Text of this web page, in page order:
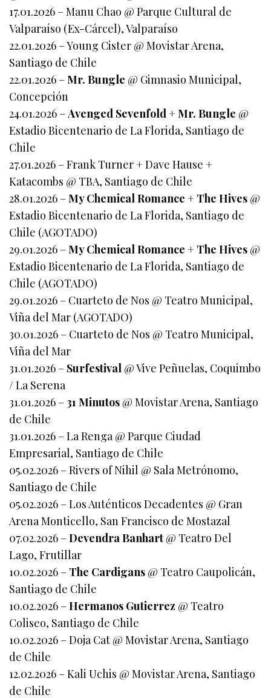
17.01.2026 – Manu Chao @ Parque Cultural de
Valparaíso (Ex-Cárcel), Valparaíso
22.01.2026 – Young Cister @ Movistar Arena,
Santiago de Chile
22.01.2026 –Mr. Bungle @ Gimnasio Municipal,
Concepción
24.01.2026 –Avenged Sevenfold + Mr. Bungle @
Estadio Bicentenario de La Florida, Santiago de
Chile
27.01.2026 – Frank Turner + Dave Hause +
Katacombs @ TBA, Santiago de Chile
28.01.2026 –My Chemical Romance + The Hives @
Estadio Bicentenario de La Florida, Santiago de
Chile (AGOTADO)
29.01.2026 –My Chemical Romance + The Hives @
Estadio Bicentenario de La Florida, Santiago de
Chile (AGOTADO)
29.01.2026 – Cuarteto de Nos @ Teatro Municipal,
Viña del Mar (AGOTADO)
30.01.2026 – Cuarteto de Nos @ Teatro Municipal,
Viña del Mar
31.01.2026 – Surfestival @ Vive Peñuelas, Coquimbo
/ La Serena
31.01.2026 – 31 Minutos @ Movistar Arena, Santiago
de Chile
31.01.2026 – La Renga @ Parque Ciudad
Empresarial, Santiago de Chile
05.02.2026 – Rivers of Nihil @ Sala Metrónomo,
Santiago de Chile
05.02.2026 – Los Auténticos Decadentes @ Gran
Arena Monticello, San Francisco de Mostazal
07.02.2026 –Devendra Banhart @ Teatro Del
Lago, Frutillar
10.02.2026 – The Cardigans @ Teatro Caupolicán,
Santiago de Chile
10.02.2026 –Hermanos Gutierrez @ Teatro
Coliseo, Santiago de Chile
10.02.2026 – Doja Cat @ Movistar Arena, Santiago
de Chile
12.02.2026 – Kali Uchis @ Movistar Arena, Santiago
de Chile